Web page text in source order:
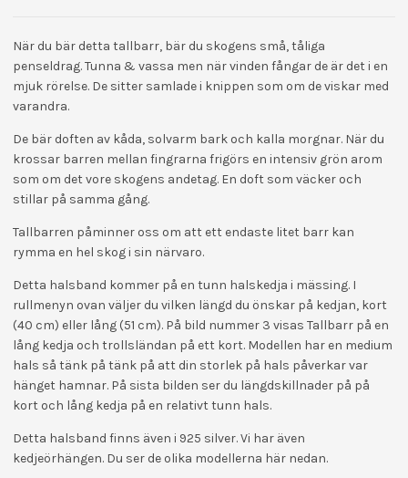
När du bär detta tallbarr, bär du skogens små, tåliga
penseldrag. Tunna & vassa men när vinden fångar de är det i en
mjuk rörelse. De sitter samlade i knippen som om de viskar med
varandra.
De bär doften av kåda, solvarm bark och kalla morgnar. När du
krossar barren mellan fingrarna frigörs en intensiv grön arom
som om det vore skogens andetag. En doft som väcker och
stillar på samma gång.
Tallbarren påminner oss om att ett endaste litet barr kan
rymma en hel skog i sin närvaro.
Detta halsband kommer på en tunn halskedja i mässing. I
rullmenyn ovan väljer du vilken längd du önskar på kedjan, kort
(40 cm) eller lång (51 cm). På bild nummer 3 visas Tallbarr på en
lång kedja och trollsländan på ett kort. Modellen har en medium
hals så tänk på tänk på att din storlek på hals påverkar var
hänget hamnar. På sista bilden ser du längdskillnader på på
kort och lång kedja på en relativt tunn hals.
Detta halsband finns även i 925 silver. Vi har även
kedjeörhängen. Du ser de olika modellerna här nedan.